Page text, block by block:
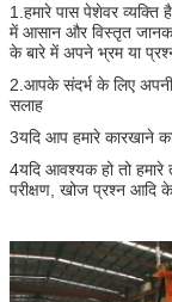
1.हमारे पास पेशेवर
में आसान और विस्तृत
के बारे में अपने भ्रम या
2.आपके संदर्भ के लिए
सलाह
3यदि आप हमारे कारखाने
4यदि आवश्यक हो तो
परीक्षण, खोज प्रश्न आदि